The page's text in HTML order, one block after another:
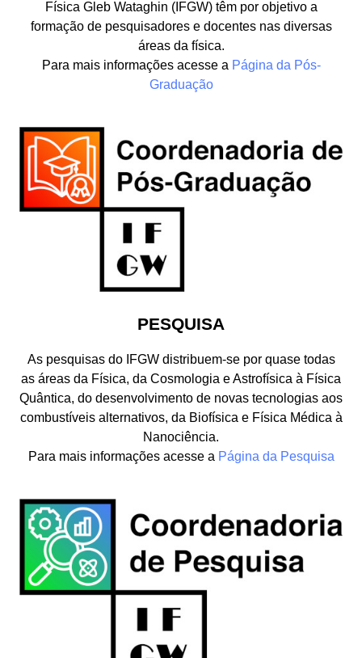
Física Gleb Wataghin (IFGW) têm por objetivo a
formação de pesquisadores e docentes nas diversas
áreas da física.
Para mais informações acesse a Página da Pós-
Graduação
PESQUISA
As pesquisas do IFGW distribuem-se por quase todas
as áreas da Física, da Cosmologia e Astrofísica à Física
Quântica, do desenvolvimento de novas tecnologias aos
combustíveis alternativos, da Biofísica e Física Médica à
Nanociência.
Para mais informações acesse a Página da Pesquisa